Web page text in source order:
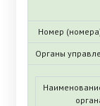
Номер
Органы